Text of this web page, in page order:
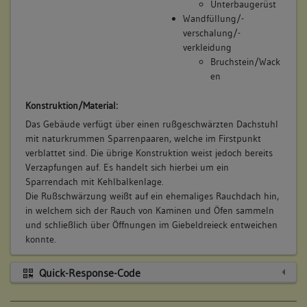
Unterbaugerüst
Wandfüllung/-
verschalung/-
verkleidung
Bruchstein/Wack
en
Konstruktion/Material:
Das Gebäude verfügt über einen rußgeschwärzten Dachstuhl
mit naturkrummen Sparrenpaaren, welche im Firstpunkt
verblattet sind. Die übrige Konstruktion weist jedoch bereits
Verzapfungen auf. Es handelt sich hierbei um ein
Sparrendach mit Kehlbalkenlage.
Die Rußschwärzung weißt auf ein ehemaliges Rauchdach hin,
in welchem sich der Rauch von Kaminen und Öfen sammeln
und schließlich über Öffnungen im Giebeldreieck entweichen
konnte.
Quick-Response-Code